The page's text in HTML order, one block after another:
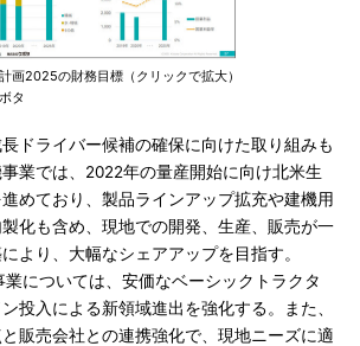
画2025の財務目標（クリックで拡大）
タ
ドライバー候補の確保に向けた取り組みも
業では、2022年の量産開始に向け北米生
めており、製品ラインアップ拡充や建機用
化も含め、現地での開発、生産、販売が一
より、大幅なシェアアップを目指す。
業については、安価なベーシックトラクタ
投入による新領域進出を強化する。また、
販売会社との連携強化で、現地ニーズに適